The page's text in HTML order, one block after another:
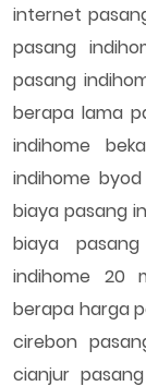
internet
pasang
pasang
berapa lama
indihome
indihome
biaya pasang
biaya
indihome 20
berapa harga
cirebon
cianjur